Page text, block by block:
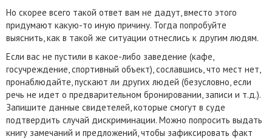
Но скорее всего такой ответ вам не дадут, вместо этого
придумают какую-то иную причину. Тогда попробуйте
выяснить, как в такой же ситуации отнеслись к другим людям.
Если вас не пустили в какое-либо заведение (кафе,
госучреждение, спортивный объект), сославшись, что мест нет,
пронаблюдайте, пускают ли других людей (безусловно, если
речь не идет о предварительном бронировании, записи и т.д.).
Запишите данные свидетелей, которые смогут в суде
подтвердить случай дискриминации. Можно попросить выдать
книгу замечаний и предложений, чтобы зафиксировать факт